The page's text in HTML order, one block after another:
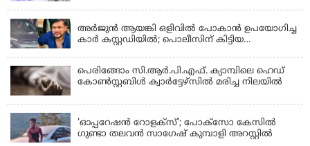
അർജുൻ ആയങ്കി ഒളിവിൽ പോകാൻ ഉപയോഗിച്ച
കാർ കസ്റ്റഡിയിൽ; പൊലീസിന് കിട്ടിയ
പെരിങ്ങോം സി.ആർ.പി.എഫ്. ക്യാമ്പിലെ ഹെഡ്
കോൺസ്റ്റബിൾ ക്വാർട്ടേഴ്സിൽ മരിച്ച നിലയിൽ
'ഓപ്പറേഷൻ റോളക്സ്'; പോക്സോ കേസിൽ
ഗുണ്ടാ തലവൻ സാഗേഷ് കുമ്പാളി അറസ്റ്റിൽ